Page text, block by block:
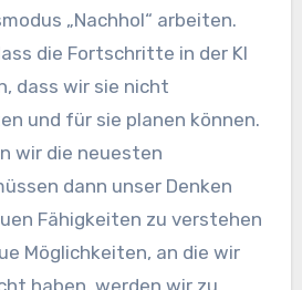
„Nachhol“ arbeiten.
die Fortschritte in der KI
dass wir sie nicht
und für sie planen können.
wir die neuesten
dann unser Denken
Fähigkeiten zu verstehen
Möglichkeiten, an die wir